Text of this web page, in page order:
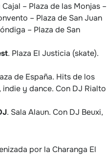
– Plaza de las Monjas –
– Plaza de San Juan
– Plaza de San
. Plaza El Justicia (skate).
de España. Hits de los
y dance. Con DJ Rialto
. Sala Alaun. Con DJ Beuxi,
por la Charanga El